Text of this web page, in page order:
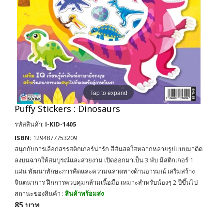
Tap to expand
Puffy Stickers : Dinosaurs
รหัสสินค้า: I-KID-1405
ISBN: 1294877753209
สนุกกับการเลือกสรรสติกเกอร์น่ารัก สีสันสดใสหลากหลายรูปแบบมาติด
ลงบนฉากให้สมบูรณ์และสวยงาม เปิดออกมาเป็น 3 พับ มีสติกเกอร์ 1
แผ่น พัฒนาทักษะการคิดและความฉลาดทางด้านอารมณ์ เสริมสร้าง
จินตนาการ ฝึกการควบคุมกล้ามเนื้อมือ เหมาะสำหรับน้องๆ 2 ปีขึ้นไป
สถานะของสินค้า : สินค้าพร้อมส่ง